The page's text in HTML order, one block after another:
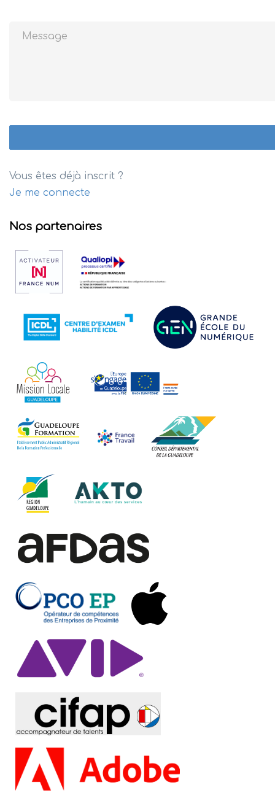
Vous êtes déjà inscrit ?
Je me connecte
Nos partenaires